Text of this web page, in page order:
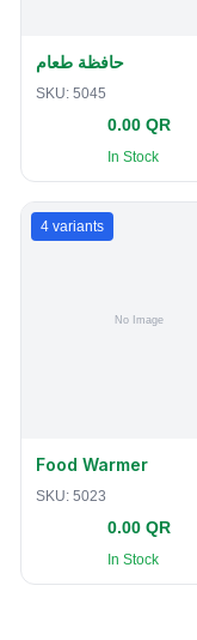
حافظة طعام
SKU: 5045
0.00 QR
In Stock
4 variants
Food Warmer
SKU: 5023
0.00 QR
In Stock